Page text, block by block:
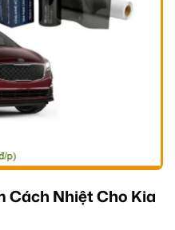
Cách Nhiệt Cho Kia